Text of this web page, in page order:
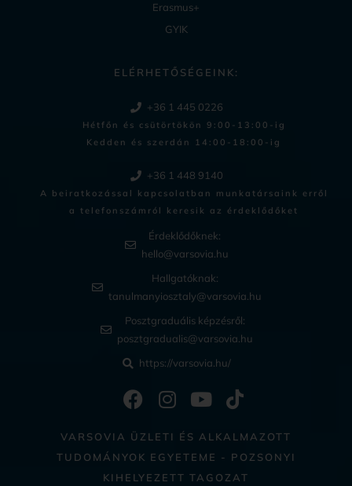
Erasmus+
GYIK
ELÉRHETŐSÉGEINK:
+36 1 445 0226
Hétfőn és csütörtökön 9:00-13:00-ig
Kedden és szerdán 14:00-18:00-ig​
+36 1 448 9140
A beiratkozással kapcsolatban munkatársaink erről
a telefonszámról keresik az érdeklődőket
Érdeklődőknek:
hello@varsovia.hu
Hallgatóknak:
tanulmanyiosztaly@varsovia.hu
Posztgraduális képzésről:
posztgradualis@varsovia.hu
https://varsovia.hu/
VARSOVIA ÜZLETI ÉS ALKALMAZOTT
TUDOMÁNYOK EGYETEME - POZSONYI
KIHELYEZETT TAGOZAT